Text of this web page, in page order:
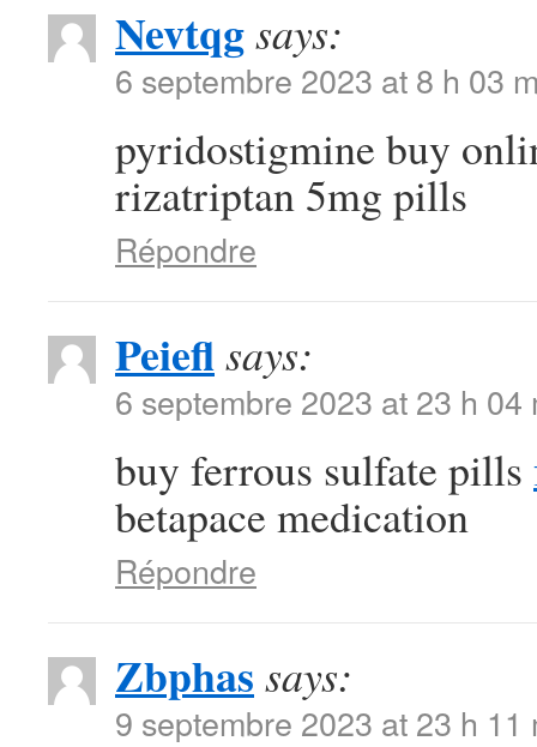
Nevtqgsays:
6 septembre 2023 at 8 h 03
pyridostigmine buy
rizatriptan 5mg pills
Répondre
Peieflsays:
6 septembre 2023 at 23 h 04
buy ferrous sulfate pills
betapace medication
Répondre
Zbphas says:
9 septembre 2023 at 23 h 11